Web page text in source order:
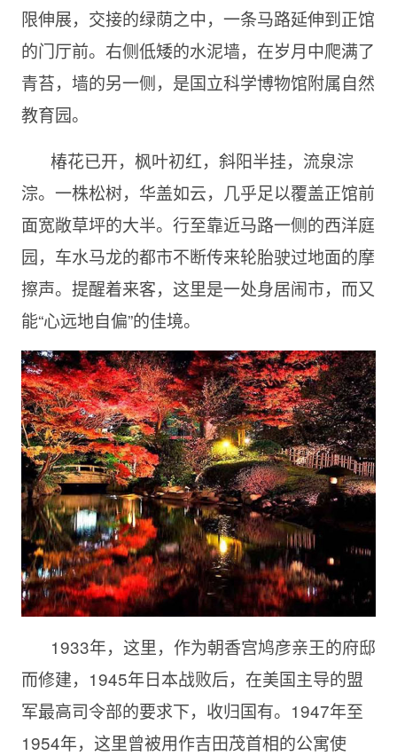
限伸展，交接的绿荫之中，一条马路延伸到正馆
的门厅前。右侧低矮的水泥墙，在岁月中爬满了
青苔，墙的另一侧，是国立科学博物馆附属自然
教育园。
椿花已开，枫叶初红，斜阳半挂，流泉淙
淙。一株松树，华盖如云，几乎足以覆盖正馆前
面宽敞草坪的大半。行至靠近马路一侧的西洋庭
园，车水马龙的都市不断传来轮胎驶过地面的摩
擦声。提醒着来客，这里是一处身居闹市，而又
能“心远地自偏”的佳境。
1933年，这里，作为朝香宫鸠彦亲王的府邸
而修建，1945年日本战败后，在美国主导的盟
军最高司令部的要求下，收归国有。1947年至
1954年，这里曾被用作吉田茂首相的公寓使